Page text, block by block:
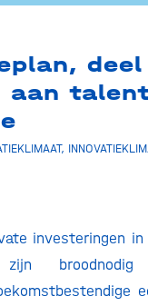
aan
,
investeringen in
zijn